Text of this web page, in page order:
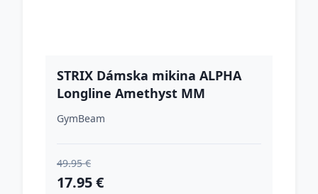
STRIX Dámska mikina ALPHA
Longline Amethyst MM
GymBeam
49.95 €
17.95 €